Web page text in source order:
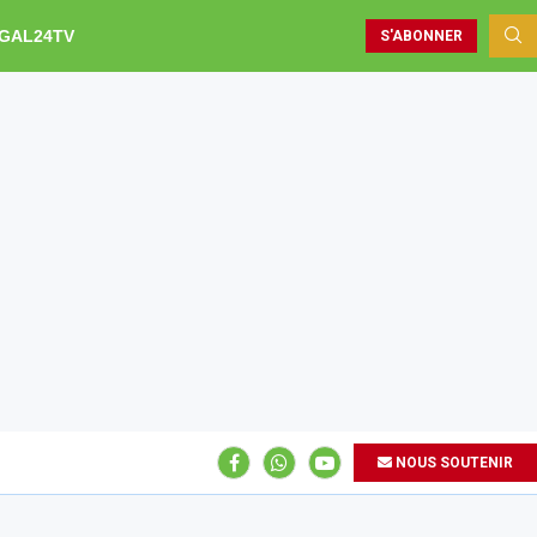
S'ABONNER
NOUS SOUTENIR